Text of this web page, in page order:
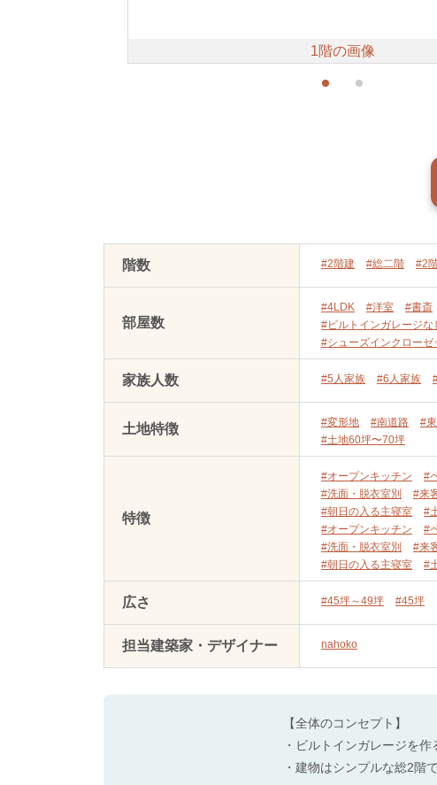
1階の画像
階数 #2階建 #総二階 #2
部屋数
#4LDK #洋室 #書斎
#ビルトインガレージな
#シューズインクローゼ
家族人数 #5人家族 #6人家族
土地特徴 #変形地 #南道路 #
#土地60坪〜70坪
特徴
#オープンキッチン #
#洗面・脱衣室別
#来
#朝日の入る主寝室
#
#オープンキッチン
#
#洗面・脱衣室別
#来
#朝日の入る主寝室
#
広さ #45坪～49坪 #45坪
担当建築家・デザイナー nahoko
【全体のコンセプト】
・ビルトインガレージを
・建物はシンプルな総2階